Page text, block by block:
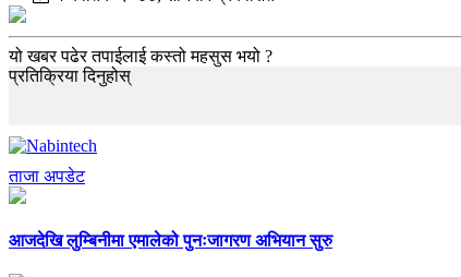
यो खबर पढेर तपाईलाई कस्तो महसुस भयो ?
प्रतिक्रिया दिनुहोस्
ताजा अपडेट
आजदेखि लुम्बिनीमा एमालेको पुनःजागरण अभियान सुरु